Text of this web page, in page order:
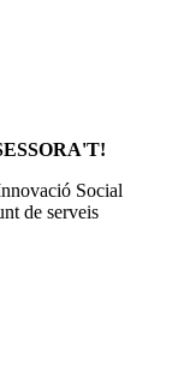
Social
de serveis